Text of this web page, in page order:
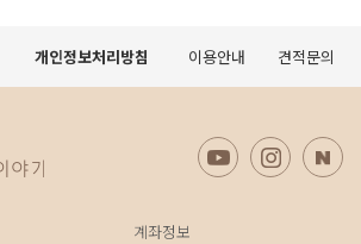
개인정보처리방침 이용안내 견적문의
계좌정보